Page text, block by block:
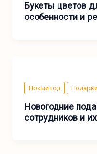
Букеты цветов
особенности и
Новый год Подарки
Новогодние
сотрудников и